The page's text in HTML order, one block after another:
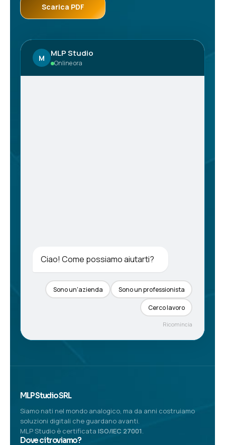
Scarica PDF
M MLP Studio
Online ora
Ciao! Come possiamo aiutarti?
Sono un'azienda Sono un professionista
Cerco lavoro
Ricomincia
MLP Studio SRL
Siamo nati nel mondo analogico, ma da anni costruiamo
soluzioni digitali che guardano avanti.
MLP Studio è certificata ISO/IEC 27001.
Dove ci troviamo?